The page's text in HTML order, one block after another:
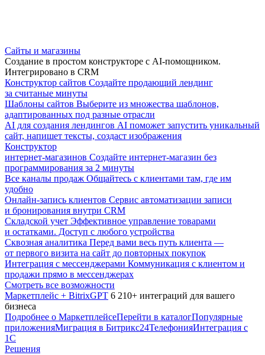
Сайты и магазины
Создание в простом конструкторе с AI-помощником.
Интегрировано в CRM
Конструктор сайтов Создайте продающий лендинг
за считаные минуты
Шаблоны сайтов Выберите из множества шаблонов,
адаптированных под разные отрасли
AI для создания лендингов AI поможет запустить уникальный
сайт, напишет тексты, создаст изображения
Конструктор
интернет-магазинов Создайте интернет-магазин без
программирования за 2 минуты
Все каналы продаж Общайтесь с клиентами там, где им
удобно
Онлайн-запись клиентов Сервис автоматизации записи
и бронирования внутри CRM
Складской учет Эффективное управление товарами
и остатками. Доступ с любого устройства
Сквозная аналитика Перед вами весь путь клиента —
от первого визита на сайт до повторных покупок
Интеграция с мессенджерами Коммуникация с клиентом и
продажи прямо в мессенджерах
Смотреть все возможности
Маркетплейс + BitrixGPT 6 210+ интеграций для вашего
бизнеса
Подробнее о МаркетплейсеПерейти в каталогПопулярные
приложенияМиграция в Битрикс24ТелефонияИнтеграция с
1С
Решения